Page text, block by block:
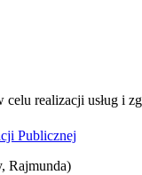
celu realizacji usług i
Publicznej
Rajmunda)